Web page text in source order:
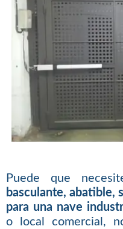
Puede que
basculante, abatible,
para una nave
o local comercial,